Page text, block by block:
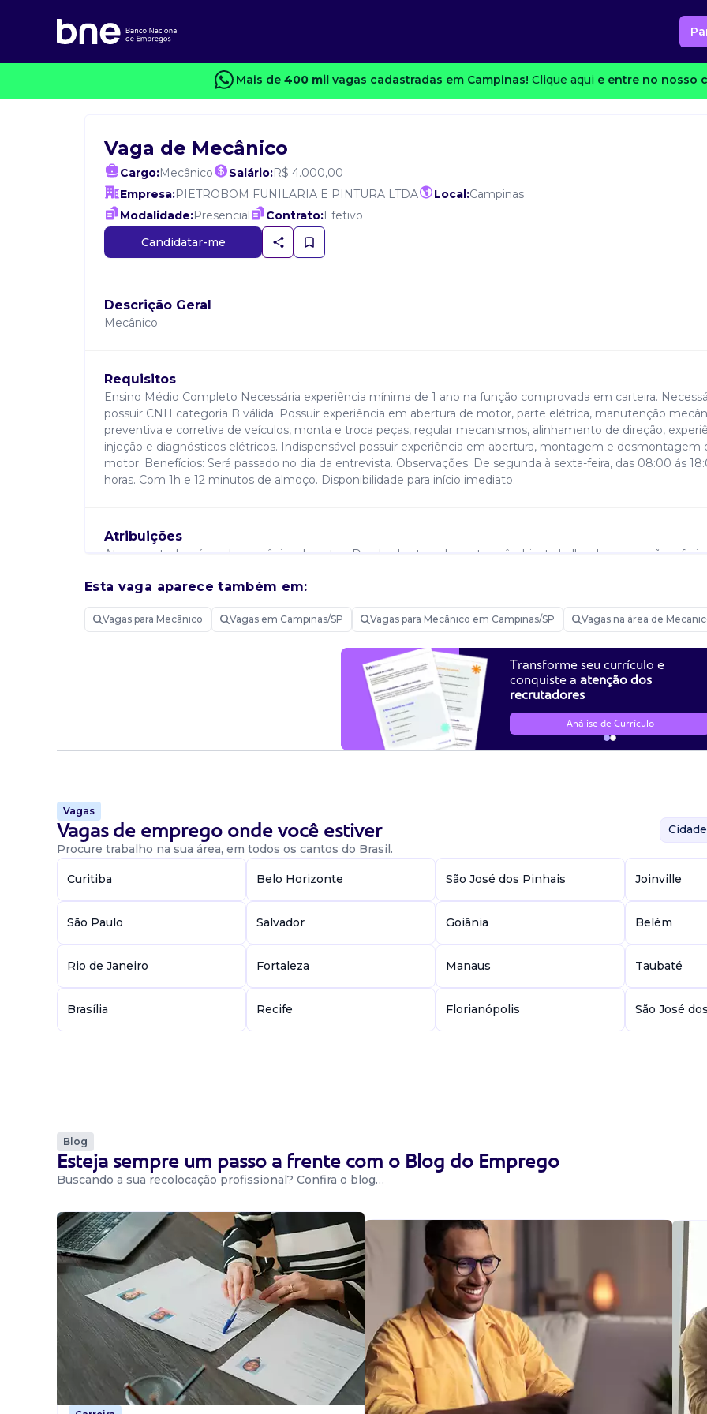
Mais de 400 milvagas cadastradas em Campinas! Clique aqui e entre no nosso
Vaga de Mecânico
Cargo:Mecânico Salário:R$ 4.000,00
Empresa:PIETROBOM FUNILARIA E PINTURA LTDA Local:Campinas
Modalidade:Presencial Contrato:Efetivo
Candidatar-me
Descrição Geral
Mecânico
Requisitos
Ensino Médio Completo Necessária experiência mínima de 1 ano na função comprovada em carteira.
possuir CNH categoria B válida. Possuir experiência em abertura de motor, parte elétrica, manutenção
preventiva e corretiva de veículos, monta e troca peças, regular mecanismos, alinhamento de direção,
injeção e diagnósticos elétricos. Indispensável possuir experiência em abertura, montagem e desmontagem
motor. Benefícios: Será passado no dia da entrevista. Observações: De segunda à sexta-feira, das 08:00 ás
horas. Com 1h e 12 minutos de almoço. Disponibilidade para início imediato.
Atribuições
Atuar em toda a área de mecânica de autos. Desde abertura de motor, câmbio, trabalho de suspensão e
Candidatar-me
Esta vaga aparece também em:
Vagas para Mecânico Vagas em Campinas/SP Vagas para Mecânico em Campinas/SP Vagas na área de
Transforme seu currículo e
conquiste a atenção dos
recrutadores
Análise de Currículo
Vagas
Vagas de emprego onde você estiver
Procure trabalho na sua área, em todos os cantos do Brasil.
Curitiba Belo Horizonte São José dos Pinhais Joinville
São Paulo Salvador Goiânia Belém
Rio de Janeiro Fortaleza Manaus Taubaté
Brasília Recife Florianópolis São José
Blog
Esteja sempre um passo a frente com o Blog do Emprego
Buscando a sua recolocação profissional? Confira o blog…